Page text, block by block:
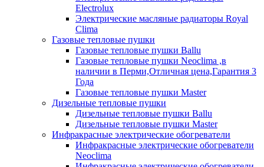
Electrolux
Электрические масляные радиаторы Royal
Clima
Газовые тепловые пушки
Газовые тепловые пушки Ballu
Газовые тепловые пушки Neoclima ,в
наличии в Перми,Отличная цена,Гарантия 3
Года
Газовые тепловые пушки Master
Дизельные тепловые пушки
Дизельные тепловые пушки Ballu
Дизельные тепловые пушки Master
Инфракрасные электрические обогреватели
Инфракрасные электрические обогреватели
Neoclima